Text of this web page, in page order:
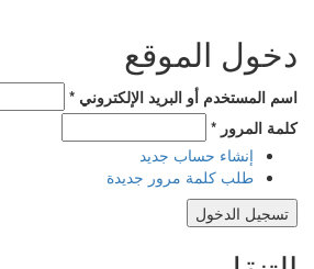
دخول الموقع
‏اسم المستخدم أو البريد الإلكتروني ‏ *
‏كلمة المرور ‏ *
إنشاء حساب جديد
طلب كلمة مرور جديدة